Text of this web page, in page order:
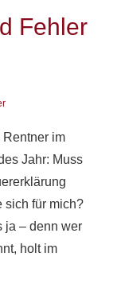
Fehler
im
Jahr: Muss
sich für mich?
ja – denn wer
holt im